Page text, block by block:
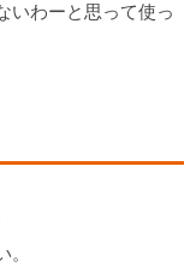
いわーと思って使っ